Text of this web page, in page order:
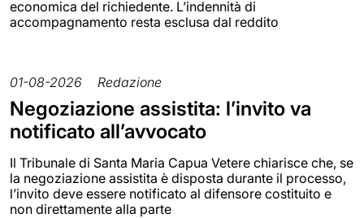
economica del richiedente. L’indennità di
accompagnamento resta esclusa dal reddito
01-08-2026 Redazione
Negoziazione assistita: l’invito va
notificato all’avvocato
Il Tribunale di Santa Maria Capua Vetere chiarisce che, se
la negoziazione assistita è disposta durante il processo,
l’invito deve essere notificato al difensore costituito e
non direttamente alla parte